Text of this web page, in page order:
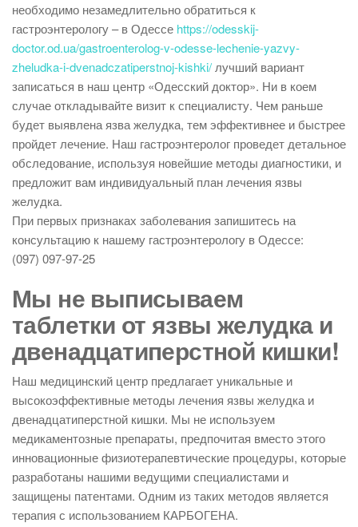
необходимо незамедлительно обратиться к
гастроэнтерологу – в Одессе https://odesskij-
doctor.od.ua/gastroenterolog-v-odesse-lechenie-yazvy-
zheludka-i-dvenadczatiperstnoj-kishki/ лучший вариант
записаться в наш центр «Одесский доктор». Ни в коем
случае откладывайте визит к специалисту. Чем раньше
будет выявлена язва желудка, тем эффективнее и быстрее
пройдет лечение. Наш гастроэнтеролог проведет детальное
обследование, используя новейшие методы диагностики, и
предложит вам индивидуальный план лечения язвы
желудка.
При первых признаках заболевания запишитесь на
консультацию к нашему гастроэнтерологу в Одессе:
(097) 097-97-25
Мы не выписываем
таблетки от язвы желудка и
двенадцатиперстной кишки!
Наш медицинский центр предлагает уникальные и
высокоэффективные методы лечения язвы желудка и
двенадцатиперстной кишки. Мы не используем
медикаментозные препараты, предпочитая вместо этого
инновационные физиотерапевтические процедуры, которые
разработаны нашими ведущими специалистами и
защищены патентами. Одним из таких методов является
терапия с использованием КАРБОГЕНА.